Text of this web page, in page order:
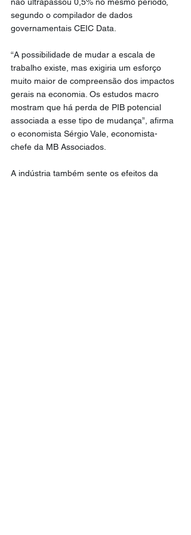
não ultrapassou 0,5% no mesmo período,
segundo o compilador de dados
governamentais CEIC Data.
“A possibilidade de mudar a escala de
trabalho existe, mas exigiria um esforço
muito maior de compreensão dos impactos
gerais na economia. Os estudos macro
mostram que há perda de PIB potencial
associada a esse tipo de mudança”, afirma
o economista Sérgio Vale, economista-
chefe da MB Associados.
A indústria também sente os efeitos da